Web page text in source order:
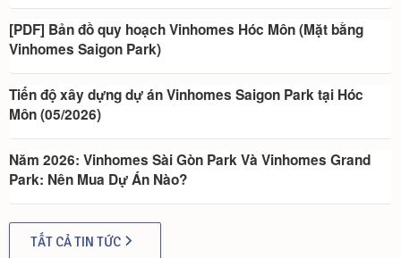
[PDF] Bản đồ quy hoạch Vinhomes Hóc Môn (Mặt bằng
Vinhomes Saigon Park)
Tiến độ xây dựng dự án Vinhomes Saigon Park tại Hóc
Môn (05/2026)
Năm 2026: Vinhomes Sài Gòn Park Và Vinhomes Grand
Park: Nên Mua Dự Án Nào?
TẤT CẢ TIN TỨC